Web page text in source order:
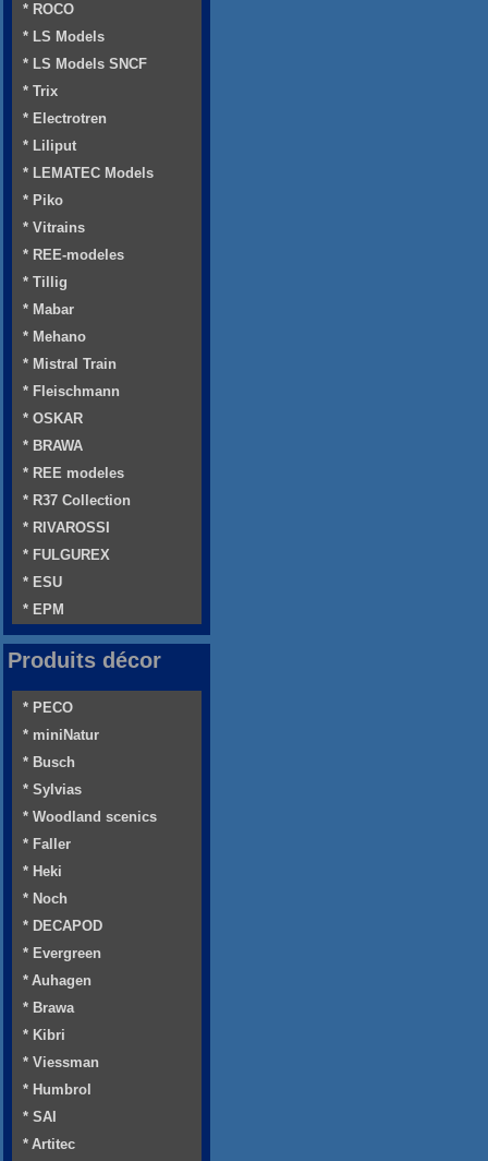
* ROCO
* LS Models
* LS Models SNCF
* Trix
* Electrotren
* Liliput
* LEMATEC Models
* Piko
* Vitrains
* REE-modeles
* Tillig
* Mabar
* Mehano
* Mistral Train
* Fleischmann
* OSKAR
* BRAWA
* REE modeles
* R37 Collection
* RIVAROSSI
* FULGUREX
* ESU
* EPM
Produits décor
* PECO
* miniNatur
* Busch
* Sylvias
* Woodland scenics
* Faller
* Heki
* Noch
* DECAPOD
* Evergreen
* Auhagen
* Brawa
* Kibri
* Viessman
* Humbrol
* SAI
* Artitec